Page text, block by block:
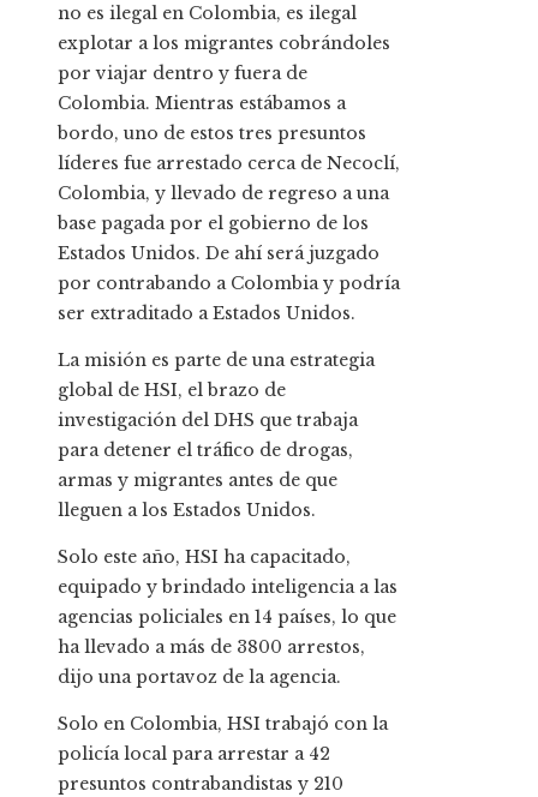
no es ilegal en Colombia, es ilegal
explotar a los migrantes cobrándoles
por viajar dentro y fuera de
Colombia. Mientras estábamos a
bordo, uno de estos tres presuntos
líderes fue arrestado cerca de Necoclí,
Colombia, y llevado de regreso a una
base pagada por el gobierno de los
Estados Unidos. De ahí será juzgado
por contrabando a Colombia y podría
ser extraditado a Estados Unidos.
La misión es parte de una estrategia
global de HSI, el brazo de
investigación del DHS que trabaja
para detener el tráfico de drogas,
armas y migrantes antes de que
lleguen a los Estados Unidos.
Solo este año, HSI ha capacitado,
equipado y brindado inteligencia a las
agencias policiales en 14 países, lo que
ha llevado a más de 3800 arrestos,
dijo una portavoz de la agencia.
Solo en Colombia, HSI trabajó con la
policía local para arrestar a 42
presuntos contrabandistas y 210